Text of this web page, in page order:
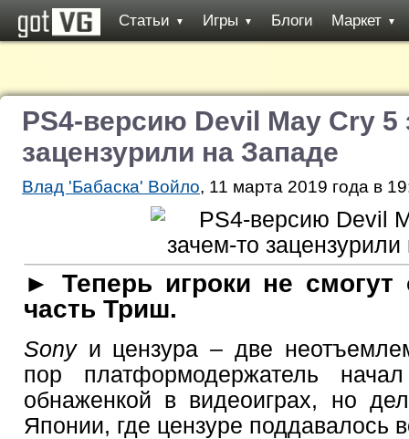
Статьи ▼ Игры ▼ Блоги Маркет ▼
PS4-версию Devil May Cry 5
зацензурили на Западе
Влад 'Бабаска' Войло, 11 марта 2019 года в
► Теперь игроки не
часть Триш.
Sonyи цензура – две
пор платформодержатель
обнаженкой в видеоиграх, но
Японии, где цензуре поддавалось